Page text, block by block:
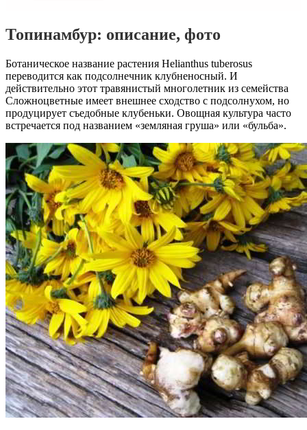
Топинамбур: описание, фото
Ботаническое название растения Helianthus tuberosus
переводится как подсолнечник клубненосный. И
действительно этот травянистый многолетник из семейства
Сложноцветные имеет внешнее сходство с подсолнухом, но
продуцирует съедобные клубеньки. Овощная культура часто
встречается под названием «земляная груша» или «бульба».